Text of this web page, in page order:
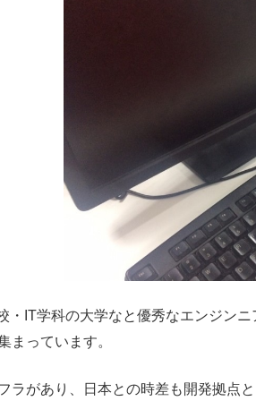
・IT学科の大学なと優秀なエンジン
まっています。
ラがあり、日本との時差も開発拠点